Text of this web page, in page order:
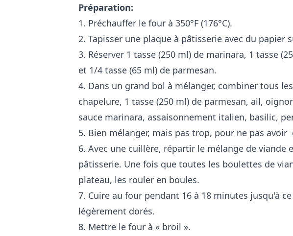
Préparation:
1. Préchauffer le four à 350°F (176°C).
2. Tapisser une plaque à pâtisserie avec du papier
3. Réserver 1 tasse (250 ml) de marinara, 1 tasse
et 1/4 tasse (65 ml) de parmesan.
4. Dans un grand bol à mélanger, combiner tous
chapelure, 1 tasse (250 ml) de parmesan, ail,
sauce marinara, assaisonnement italien, basilic,
5. Bien mélanger, mais pas trop, pour ne pas
6. Avec une cuillère, répartir le mélange de viande
pâtisserie. Une fois que toutes les boulettes de
plateau, les rouler en boules.
7. Cuire au four pendant 16 à 18 minutes jusqu'à
légèrement dorés.
8. Mettre le four à « broil ».